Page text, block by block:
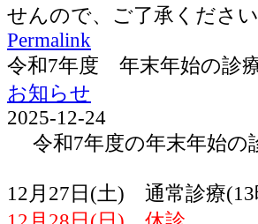
せんので、ご了承ください
Permalink
令和7年度 年末年始の診
お知らせ
2025-12-24
令和7年度の年末年始の
12月27日(土) 通常診療